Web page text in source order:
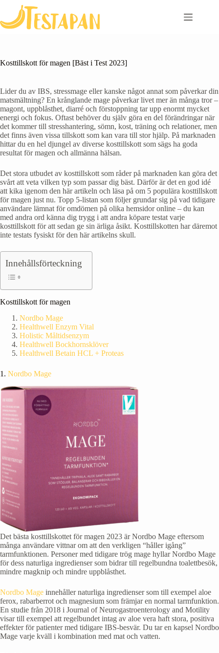
content
Kosttillskott för magen [Bäst i Test 2023]
Lider du av IBS, stressmage eller kanske något annat som påverkar din
matsmältning? En krånglande mage påverkar livet mer än många tror –
magont, uppblåsthet, diarré och förstoppning tar upp enormt mycket
energi och fokus. Oftast behöver du själv göra en del förändringar när
det kommer till stresshantering, sömn, kost, träning och relationer, men
det finns även vissa tillskott som kan vara till stor hjälp. På marknaden
hittar du en hel djungel av diverse kosttillskott som sägs ha goda
resultat för magen och allmänna hälsan.
Det stora utbudet av kosttillskott som råder på marknaden kan göra det
svårt att veta vilken typ som passar dig bäst. Därför är det en god idé
att kika igenom den här artikeln och läsa på om 5 populära kosttillskott
för magen just nu. Topp 5-listan som följer grundar sig på vad tidigare
användare lämnat för omdömen på olika hemsidor online – du kan
med andra ord känna dig trygg i att andra köpare testat varje
kosttillskott för att sedan ge sin ärliga åsikt. Kosttillskotten har däremot
inte testats fysiskt för den här artikelns skull.
Innehållsförteckning
Kosttillskott för magen
Nordbo Mage
Healthwell Enzym Vital
Holistic Måltidsenzym
Healthwell Bockhornsklöver
Healthwell Betain HCL + Proteas
1. Nordbo Mage
Det bästa kosttillskottet för magen 2023 är Nordbo Mage eftersom
många användare vittnar om att den verkligen “håller igång”
tarmfunktionen. Personer med tidigare trög mage hyllar Nordbo Mage
för dess naturliga ingredienser som bidrar till regelbundna toalettbesök,
mindre magknip och mindre uppblåsthet.
Nordbo Mage innehåller naturliga ingredienser som till exempel aloe
ferox, rabarberrot och magnesium som främjar en normal tarmfunktion.
En studie från 2018 i Journal of Neurogastroenterology and Motility
visar till exempel att regelbundet intag av aloe vera haft stora, positiva
effekter för patienter med tidigare IBS-besvär. Du tar en kapsel Nordbo
Mage varje kväll i kombination med mat och vatten.